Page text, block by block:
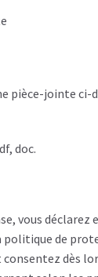
pièce-jointe ci-
doc.
vous
politique de
dès